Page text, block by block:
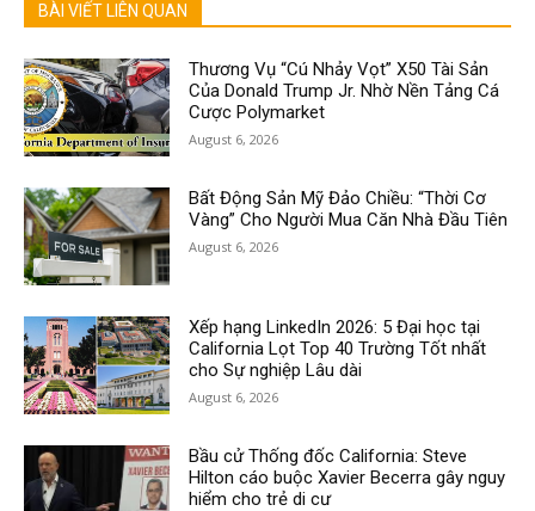
BÀI VIẾT LIÊN QUAN
Thương Vụ “Cú Nhảy Vọt” X50 Tài Sản
Của Donald Trump Jr. Nhờ Nền Tảng Cá
Cược Polymarket
August 6, 2026
Bất Động Sản Mỹ Đảo Chiều: “Thời Cơ
Vàng” Cho Người Mua Căn Nhà Đầu Tiên
August 6, 2026
Xếp hạng LinkedIn 2026: 5 Đại học tại
California Lọt Top 40 Trường Tốt nhất
cho Sự nghiệp Lâu dài
August 6, 2026
Bầu cử Thống đốc California: Steve
Hilton cáo buộc Xavier Becerra gây nguy
hiểm cho trẻ di cư